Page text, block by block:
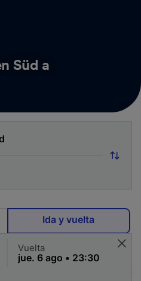
Süd a
Ida y vuelta
Vuelta